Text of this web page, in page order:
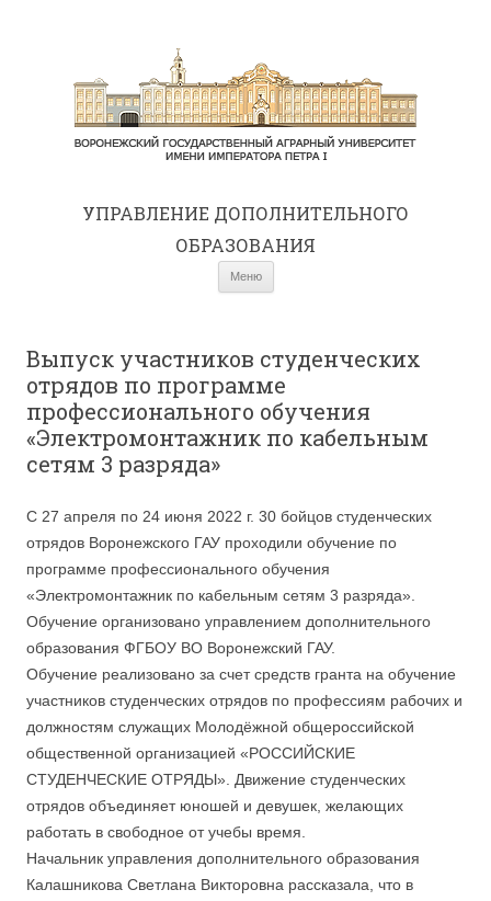
УПРАВЛЕНИЕ ДОПОЛНИТЕЛЬНОГО
ОБРАЗОВАНИЯ
Меню
Выпуск участников студенческих
отрядов по программе
профессионального обучения
«Электромонтажник по кабельным
сетям 3 разряда»
С 27 апреля по 24 июня 2022 г. 30 бойцов студенческих
отрядов Воронежского ГАУ проходили обучение по
программе профессионального обучения
«Электромонтажник по кабельным сетям 3 разряда».
Обучение организовано управлением дополнительного
образования ФГБОУ ВО Воронежский ГАУ.
Обучение реализовано за счет средств гранта на обучение
участников студенческих отрядов по профессиям рабочих и
должностям служащих Молодёжной общероссийской
общественной организацией «РОССИЙСКИЕ
СТУДЕНЧЕСКИЕ ОТРЯДЫ». Движение студенческих
отрядов объединяет юношей и девушек, желающих
работать в свободное от учебы время.
Начальник управления дополнительного образования
Калашникова Светлана Викторовна рассказала, что в